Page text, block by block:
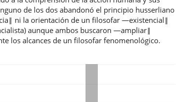
de los dos abandonó el principio husserliano
ni la orientación de un filosofar ―existencial‖
aunque ambos buscaron ―ampliar‖
los alcances de un filosofar fenomenológico.